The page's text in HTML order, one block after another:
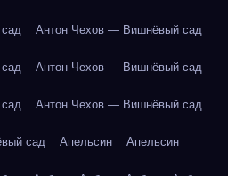
Антон Чехов — Вишнёвый сад
Антон Чехов — Вишнёвый сад
Антон Чехов — Вишнёвый сад
сад Апельсин Апельсин